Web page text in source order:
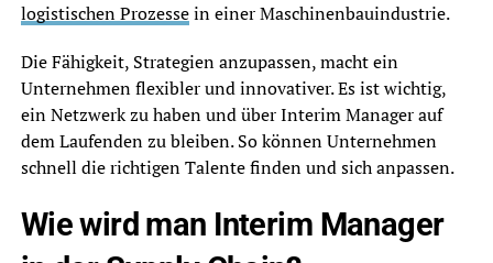
logistischen Prozessein einer Maschinenbauindustrie.
Die Fähigkeit, Strategien anzupassen, macht ein
Unternehmen flexibler und innovativer. Es ist wichtig,
ein Netzwerk zu haben und über Interim Manager auf
dem Laufenden zu bleiben. So können Unternehmen
schnell die richtigen Talente finden und sich anpassen.
Wie wird man Interim Manager